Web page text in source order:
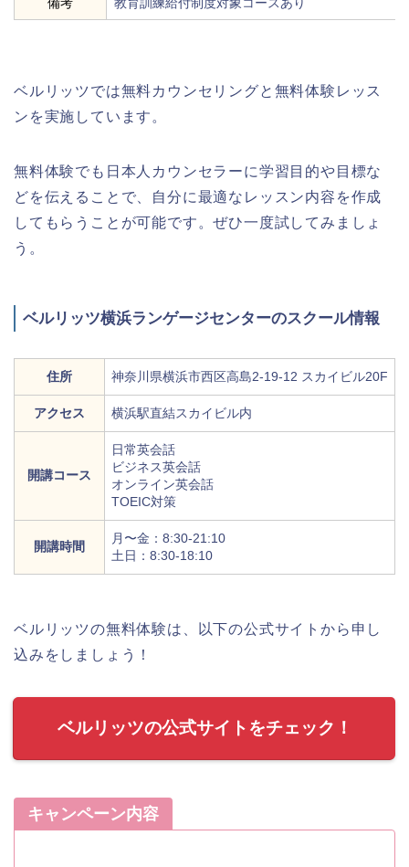
備考 教育訓練給付制度対象コースあり
ベルリッツでは無料カウンセリングと無料体験レッス
ンを実施しています。
無料体験でも日本人カウンセラーに学習目的や目標な
どを伝えることで、自分に最適なレッスン内容を作成
してもらうことが可能です。ぜひ一度試してみましょ
う。
ベルリッツ横浜ランゲージセンターのスクール情報
住所 神奈川県横浜市西区高島2-19-12 スカイビル20F
アクセス 横浜駅直結スカイビル内
開講コース
日常英会話
ビジネス英会話
オンライン英会話
TOEIC対策
開講時間
月〜金：8:30-21:10
土日：8:30-18:10
ベルリッツの無料体験は、以下の公式サイトから申し
込みをしましょう！
ベルリッツの公式サイトをチェック！
キャンペーン内容